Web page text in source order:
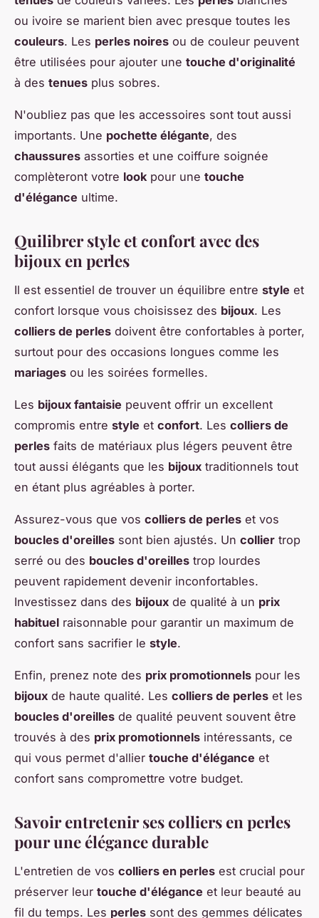
ou ivoire se marient bien avec presque toutes les
couleurs. Les perles noires ou de couleur peuvent
être utilisées pour ajouter une touche d'originalité
à des tenues plus sobres.
N'oubliez pas que les accessoires sont tout aussi
importants. Une pochette élégante, des
chaussures assorties et une coiffure soignée
complèteront votre lookpour une touche
d'élégance ultime.
Quilibrer style et confort avec des
bijoux en perles
Il est essentiel de trouver un équilibre entre style et
confort lorsque vous choisissez des bijoux. Les
colliers de perles doivent être confortables à porter,
surtout pour des occasions longues comme les
mariages ou les soirées formelles.
Les bijoux fantaisie peuvent offrir un excellent
compromis entre style et confort. Les colliers de
perles faits de matériaux plus légers peuvent être
tout aussi élégants que les bijoux traditionnels tout
en étant plus agréables à porter.
Assurez-vous que vos colliers de perles et vos
boucles d'oreilles sont bien ajustés. Un collier trop
serré ou des boucles d'oreilles trop lourdes
peuvent rapidement devenir inconfortables.
Investissez dans des bijoux de qualité à un prix
habituel raisonnable pour garantir un maximum de
confort sans sacrifier le style.
Enfin, prenez note des prix promotionnels pour les
bijoux de haute qualité. Les colliers de perles et les
boucles d'oreilles de qualité peuvent souvent être
trouvés à des prix promotionnels intéressants, ce
qui vous permet d'allier touche d'élégance et
confort sans compromettre votre budget.
Savoir entretenir ses colliers en perles
pour une élégance durable
L'entretien de vos colliers en perles est crucial pour
préserver leur touche d'élégance et leur beauté au
fil du temps. Les perles sont des gemmes délicates